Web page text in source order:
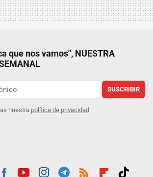
que nos vamos", NUESTRA
SUSCRIBIR
nuestra política de privacidad